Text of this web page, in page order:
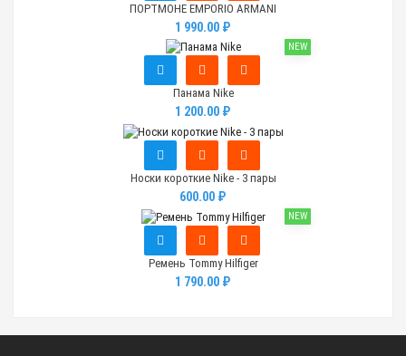
ПОРТМОНЕ EMPORIO ARMANI
1 990.00 ₽
NEW
Панама Nike
1 200.00 ₽
Носки короткие Nike - 3 пары
600.00 ₽
NEW
Ремень Tommy Hilfiger
1 790.00 ₽